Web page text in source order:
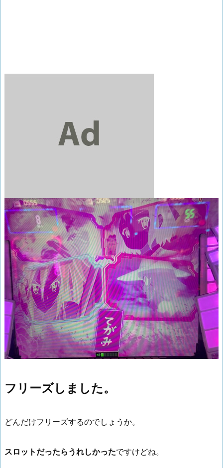
フリーズしました。
どんだけフリーズするのでしょうか。
スロットだったらうれしかったですけどね。